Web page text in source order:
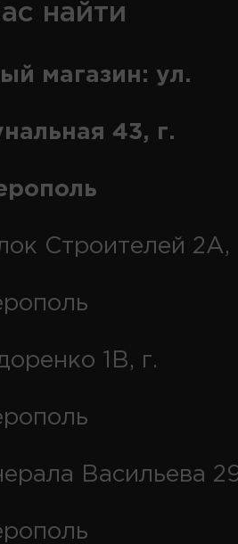
найти
магазин: ул.
43, г.
Строителей 2А,
1В, г.
Васильева